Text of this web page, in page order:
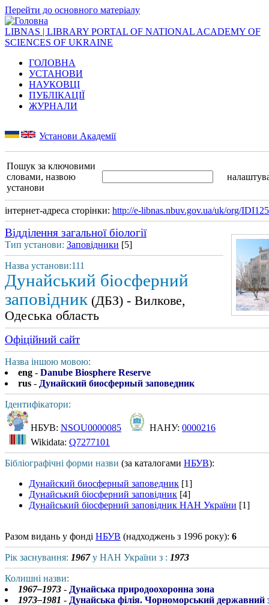
Перейти до основного матеріалу
LIBNAS | LIBRARY PORTAL OF NATIONAL ACADEMY OF
SCIENCES OF UKRAINE
ГОЛОВНА
УСТАНОВИ
НАУКОВЦІ
ПУБЛІКАЦІЇ
ЖУРНАЛИ
Установи Академії
Пошук за ключовими
словами, назвою
установи
інтернет-адреса сторінки: http://e-libnas.nbuv.gov.ua/uk/org/
Відділення загальної біології
Тип установи: Заповідники [5]
Назва установи:111
Дунайський біосферний
заповідник (ДБЗ) - Вилкове,
Одеська область
Офіційний сайт
Назва іншою мовою:
eng - Danube Biosphere Reserve
rus - Дунайский биосферный заповедник
Ідентифікатори:
НБУВ: NSOU0000085 НАНУ: 0000216
Wikidata: Q7277101
Бібліографічні форми назви (за каталогами НБУВ):
Дунайский биосферный заповедник [1]
Дунайський біосферний заповідник [4]
Дунайський біосферний заповідник НАН України [1]
Разом видань у фонді НБУВ (надходжень з 1996 року): 6
Рік заснування: 1967 у НАН України з : 1973
Колишні назви:
1967–1973 - Дунайська природоохоронна зона
1973–1981 - Дунайська філія. Чорноморський